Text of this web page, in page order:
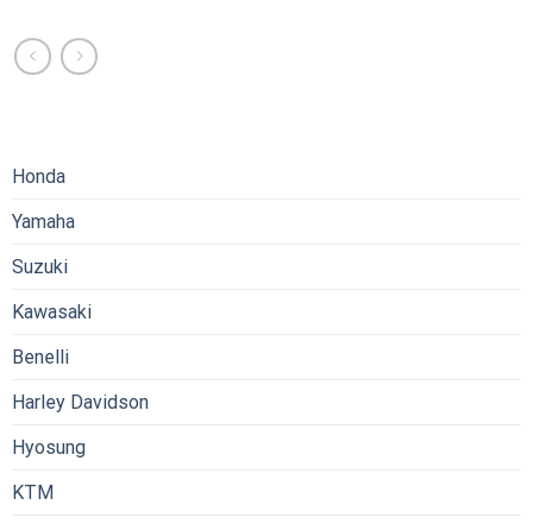
Honda
Yamaha
Suzuki
Kawasaki
Benelli
Harley Davidson
Hyosung
KTM